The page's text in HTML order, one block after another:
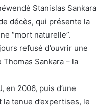
Stanislas Sankara
décès, qui présente la
“mort naturelle”.
refusé d’ouvrir une
Sankara – la
en 2006, puis d’une
tenue d’expertises, le